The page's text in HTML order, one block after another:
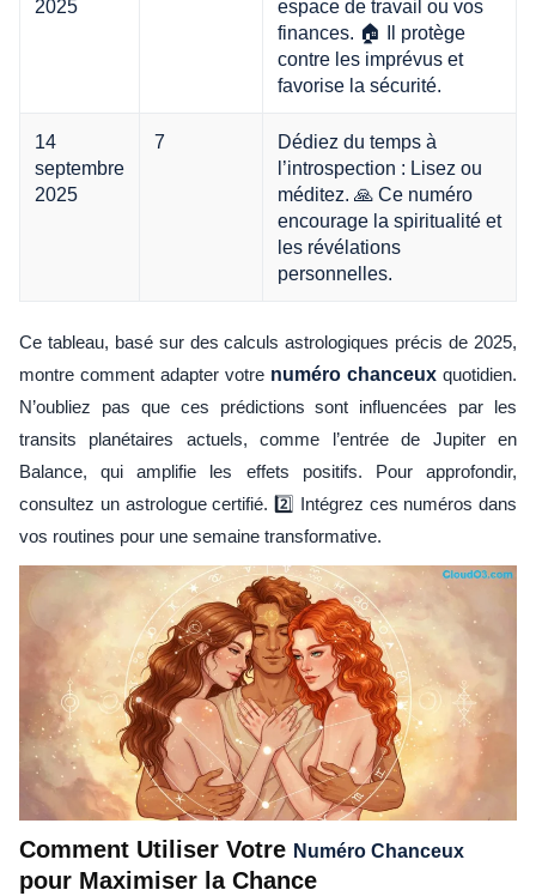
2025
espace de travail ou vos
finances. 🏠 Il protège
contre les imprévus et
favorise la sécurité.
14
septembre
2025
7
Dédiez du temps à
l’introspection : Lisez ou
méditez. 🙏 Ce numéro
encourage la spiritualité et
les révélations
personnelles.
Ce tableau, basé sur des calculs astrologiques précis de 2025,
montre comment adapter votre numéro chanceux quotidien.
N’oubliez pas que ces prédictions sont influencées par les
transits planétaires actuels, comme l’entrée de Jupiter en
Balance, qui amplifie les effets positifs. Pour approfondir,
consultez un astrologue certifié. 2️⃣ Intégrez ces numéros dans
vos routines pour une semaine transformative.
Comment Utiliser Votre Numéro Chanceux
pour Maximiser la Chance